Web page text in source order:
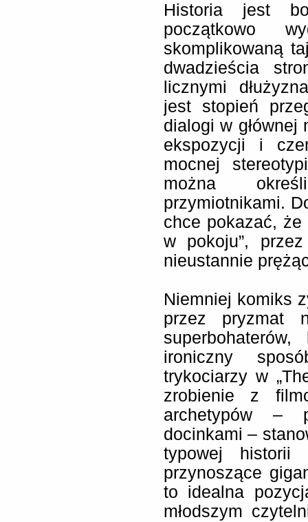
Historia jest
początkowo
skomplikowaną
dwadzieścia
licznymi
jest stopień
dialogi w głównej
ekspozycji i
mocnej
można
przymiotnikami.
chce pokazać, że
w pokoju”,
nieustannie
Niemniej komiks
przez pryzmat
ironiczny
trykociarzy w
zrobienie z
archetypów –
docinkami –
typowej historii
przynoszące
to idealna
młodszym